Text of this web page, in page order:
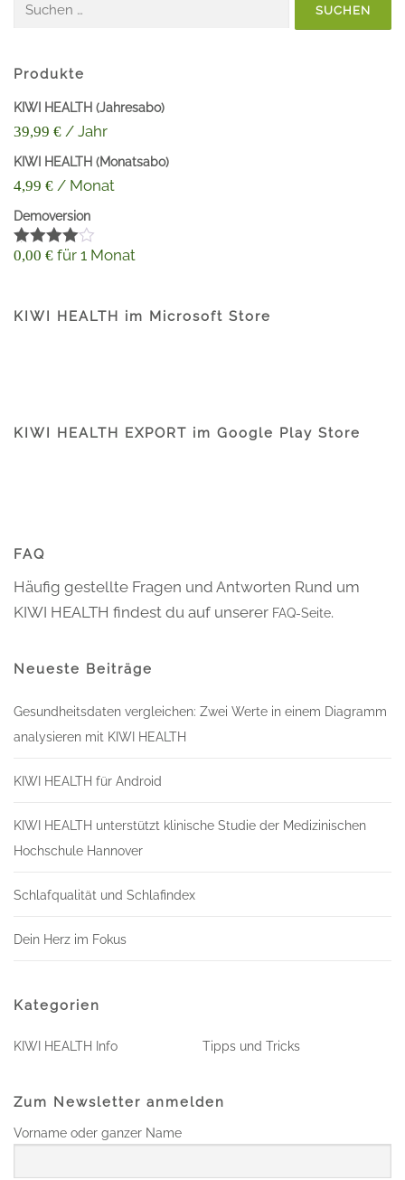
Suchen
Produkte
KIWI HEALTH (Jahresabo)
39,99 € / Jahr
KIWI HEALTH (Monatsabo)
4,99 € / Monat
Demoversion
Bewertet
0,00 € für 1 Monat
KIWI HEALTH im Microsoft Store
KIWI HEALTH EXPORT im Google Play Store
FAQ
Häufig gestellte Fragen und Antworten Rund um
KIWI HEALTH findest du auf unserer FAQ-Seite.
Neueste Beiträge
Gesundheitsdaten vergleichen: Zwei Werte in einem Diagramm
analysieren mit KIWI HEALTH
KIWI HEALTH für Android
KIWI HEALTH unterstützt klinische Studie der Medizinischen
Hochschule Hannover
Schlafqualität und Schlafindex
Dein Herz im Fokus
Kategorien
KIWI HEALTH Info Tipps und Tricks
Zum Newsletter anmelden
Vorname oder ganzer Name